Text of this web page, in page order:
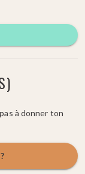
à donner ton